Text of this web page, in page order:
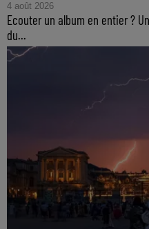
4 août 2026
Ecouter un album en entier ?
du...